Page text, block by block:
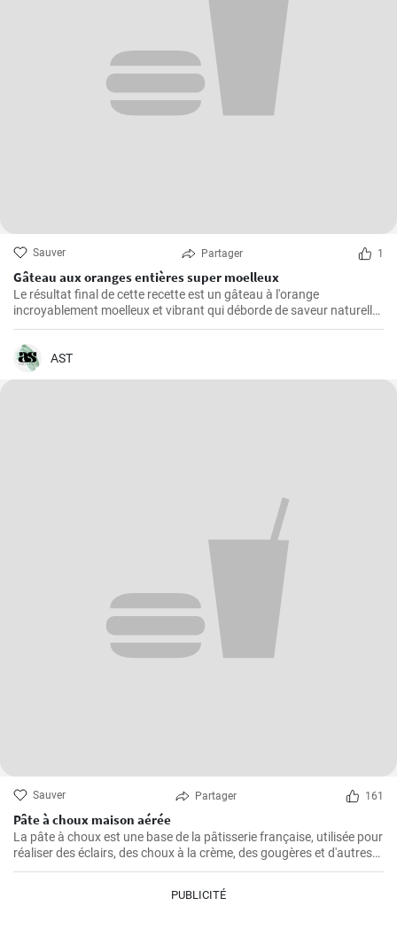
Sauver Partager 1
Gâteau aux oranges entières super moelleux
Le résultat final de cette recette est un gâteau à l'orange
incroyablement moelleux et vibrant qui déborde de saveur naturelle
d'agrumes.
AST
Sauver Partager 161
Pâte à choux maison aérée
La pâte à choux est une base de la pâtisserie française, utilisée pour
réaliser des éclairs, des choux à la crème, des gougères et d'autres
délicieuses pâtisseries.
PUBLICITÉ